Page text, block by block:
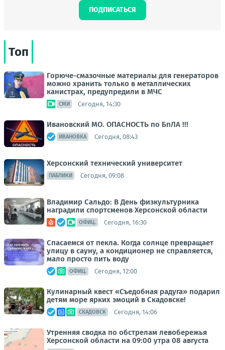
ПОДПИСАТЬСЯ
Топ
Горюче-смазочные материалы для генераторов
можно хранить только в металлических
канистрах, предупредили в МЧС
СМИ Сегодня, 14:30
Ивановский МО. ОПАСНОСТЬ по БпЛА !!!
ИВАНОВКА Сегодня, 08:43
Херсонский технический университет
ПАБЛИКИ Сегодня, 09:08
Владимир Сальдо: В День физкультурника
наградили спортсменов Херсонской области
ОФИЦ. Сегодня, 16:30
Спасаемся от пекла. Когда солнце превращает
улицу в сауну, а кондиционер не справляется,
мало просто пить воду
ОФИЦ. Сегодня, 12:00
Кулинарный квест «Съедобная радуга» подарил
детям море ярких эмоций в Скадовске!
СКАДОВСК Сегодня, 14:06
Утренняя сводка по обстрелам левобережья
Херсонской области на 09:00 утра 08 августа